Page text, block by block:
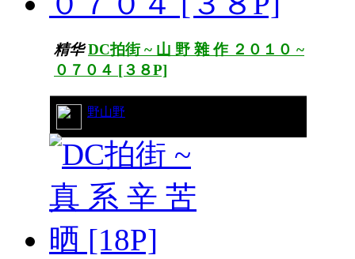
精华 DC拍街 ~ 山 野 雜 作 ２０１０ ~
０７０４ [３８P]
野山野